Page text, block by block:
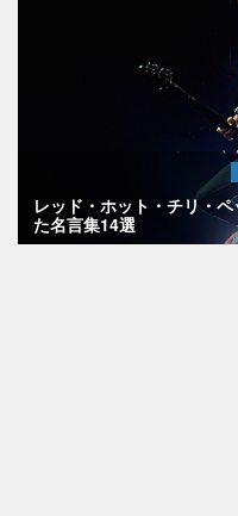
レッド・ホット・チリ・
た名言集14選